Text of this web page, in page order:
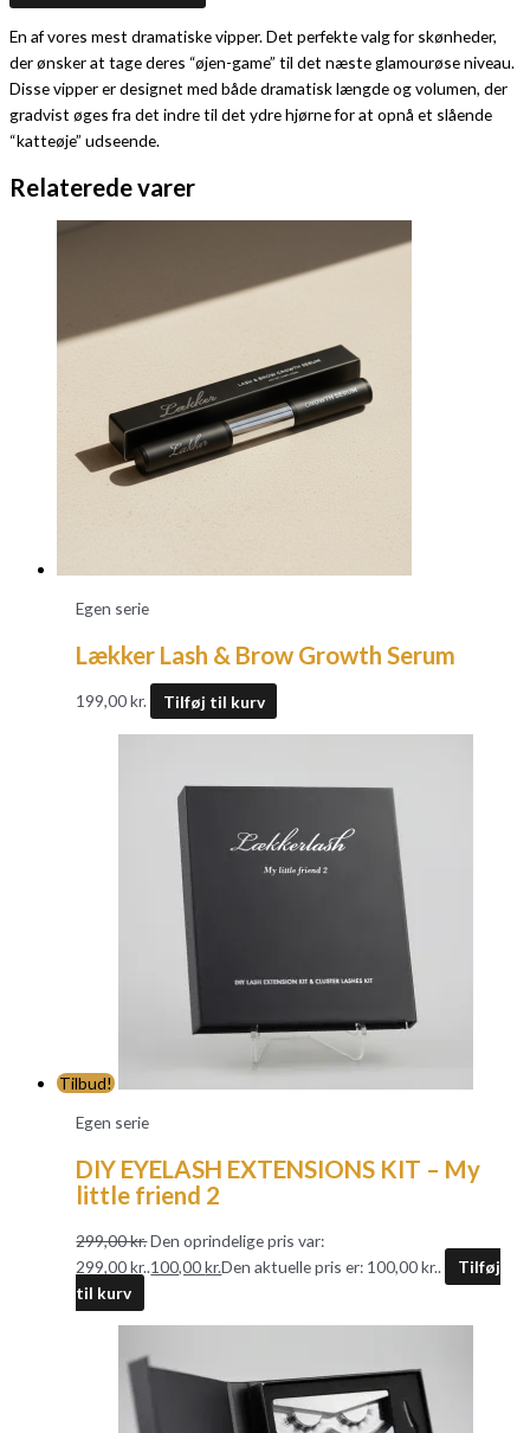
En af vores mest dramatiske vipper. Det perfekte valg for skønheder,
der ønsker at tage deres “øjen-game” til det næste glamourøse niveau.
Disse vipper er designet med både dramatisk længde og volumen, der
gradvist øges fra det indre til det ydre hjørne for at opnå et slående
“katteøje” udseende.
Relaterede varer
Egen serie
Lækker Lash & Brow Growth Serum
199,00kr. Tilføj til kurv
Tilbud!
Egen serie
DIY EYELASH EXTENSIONS KIT – My
little friend 2
299,00kr.Den oprindelige pris var:
299,00 kr..100,00kr.Den aktuelle pris er: 100,00 kr..
Tilføj
til kurv